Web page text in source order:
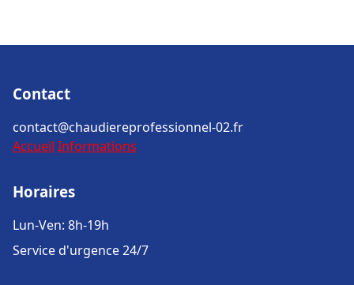
Contact
contact@chaudiereprofessionnel-02.fr
Accueil Informations
Horaires
Lun-Ven: 8h-19h
Service d'urgence 24/7